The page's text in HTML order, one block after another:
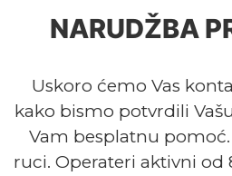
NARUDŽBA
Uskoro ćemo Vas
kako bismo potvrdili
Vam besplatnu
ruci. Operateri aktivni od